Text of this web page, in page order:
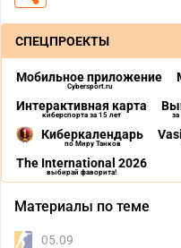
СПЕЦПРОЕКТЫ
Мобильное приложение
Cybersport.ru
Интерактивная карта
киберспорта за 15 лет
Киберкалендарь
по Миру Танков
The International 2026
выбирай фаворита!
Материалы по теме
05.09